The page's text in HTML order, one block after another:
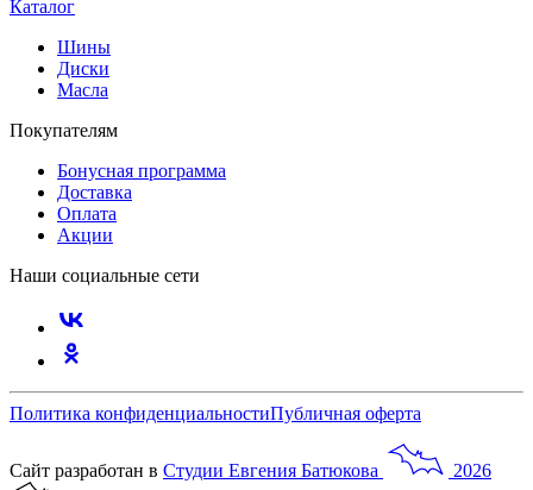
Каталог
Шины
Диски
Масла
Покупателям
Бонусная программа
Доставка
Оплата
Акции
Наши социальные сети
Политика конфиденциальностиПубличная оферта
Сайт разработан в Студии Евгения Батюкова
2026